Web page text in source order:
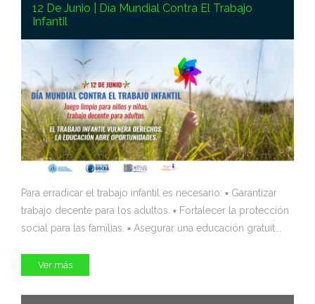
12 De Junio | Día Mundial Contra El Trabajo
Infantil
Para erradicar el trabajo infantil es necesario: ▪️ Garantizar
trabajo decente para los adultos. ▪️ Fortalecer la protección
social para las familias. ▪️ Asegurar una educación gratuit...
Ver más